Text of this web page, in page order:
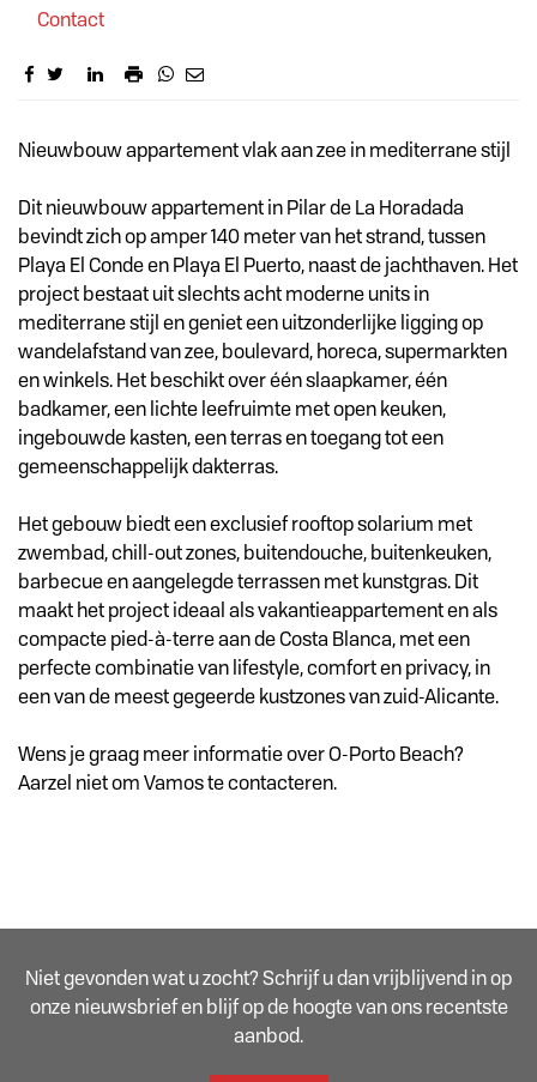
Contact
Omschrijving
Nieuwbouw appartement vlak aan zee in mediterrane stijl
Dit nieuwbouw appartement in Pilar de La Horadada
bevindt zich op amper 140 meter van het strand, tussen
Playa El Conde en Playa El Puerto, naast de jachthaven. Het
project bestaat uit slechts acht moderne units in
mediterrane stijl en geniet een uitzonderlijke ligging op
wandelafstand van zee, boulevard, horeca, supermarkten
en winkels. Het beschikt over één slaapkamer, één
badkamer, een lichte leefruimte met open keuken,
ingebouwde kasten, een terras en toegang tot een
gemeenschappelijk dakterras.
Het gebouw biedt een exclusief rooftop solarium met
zwembad, chill-out zones, buitendouche, buitenkeuken,
barbecue en aangelegde terrassen met kunstgras. Dit
maakt het project ideaal als vakantieappartement en als
compacte pied-à-terre aan de Costa Blanca, met een
perfecte combinatie van lifestyle, comfort en privacy, in
een van de meest gegeerde kustzones van zuid-Alicante.
Wens je graag meer informatie over O-Porto Beach?
Aarzel niet om Vamos te contacteren.
Niet gevonden wat u zocht? Schrijf u dan vrijblijvend in op
onze nieuwsbrief en blijf op de hoogte van ons recentste
aanbod.